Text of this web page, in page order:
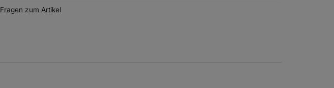
Fragen zum Artikel